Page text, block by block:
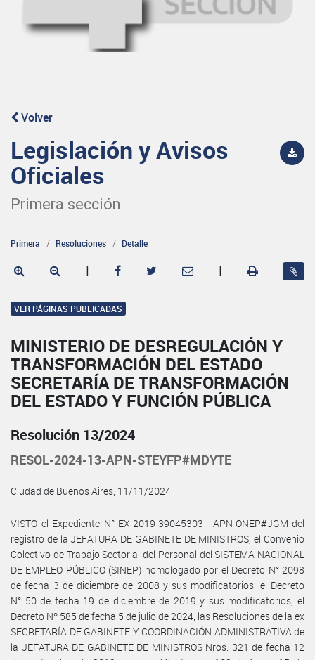
Volver
Legislación y Avisos
Oficiales
Primera sección
Primera Resoluciones Detalle
| |
VER PÁGINAS PUBLICADAS
MINISTERIO DE DESREGULACIÓN Y
TRANSFORMACIÓN DEL ESTADO
SECRETARÍA DE TRANSFORMACIÓN
DEL ESTADO Y FUNCIÓN PÚBLICA
Resolución 13/2024
RESOL-2024-13-APN-STEYFP#MDYTE
Ciudad de Buenos Aires, 11/11/2024
VISTO el Expediente N° EX-2019-39045303- -APN-ONEP#JGM del
registro de la JEFATURA DE GABINETE DE MINISTROS, el Convenio
Colectivo de Trabajo Sectorial del Personal del SISTEMA NACIONAL
DE EMPLEO PÚBLICO (SINEP) homologado por el Decreto N° 2098
de fecha 3 de diciembre de 2008 y sus modificatorios, el Decreto
N° 50 de fecha 19 de diciembre de 2019 y sus modificatorios, el
Decreto Nº 585 de fecha 5 de julio de 2024, las Resoluciones de la ex
SECRETARÍA DE GABINETE Y COORDINACIÓN ADMINISTRATIVA de
la JEFATURA DE GABINETE DE MINISTROS Nros. 321 de fecha 12